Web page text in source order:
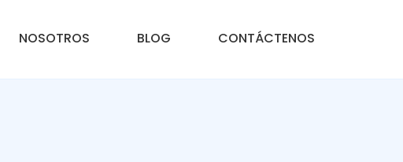
NOSOTROS BLOG CONTÁCTENOS